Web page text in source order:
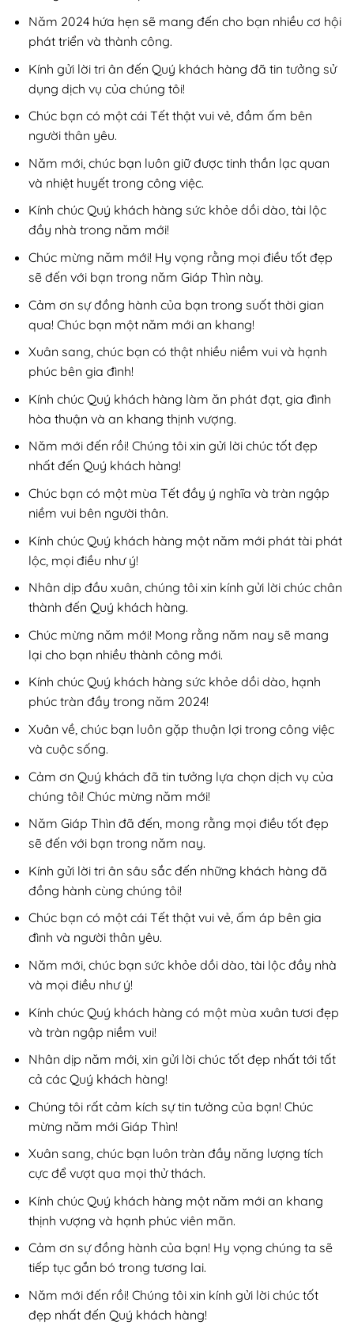
Năm 2024 hứa hẹn sẽ mang đến cho bạn nhiều cơ hội
phát triển và thành công.
Kính gửi lời tri ân đến Quý khách hàng đã tin tưởng sử
dụng dịch vụ của chúng tôi!
Chúc bạn có một cái Tết thật vui vẻ, đầm ấm bên
người thân yêu.
Năm mới, chúc bạn luôn giữ được tinh thần lạc quan
và nhiệt huyết trong công việc.
Kính chúc Quý khách hàng sức khỏe dồi dào, tài lộc
đầy nhà trong năm mới!
Chúc mừng năm mới! Hy vọng rằng mọi điều tốt đẹp
sẽ đến với bạn trong năm Giáp Thìn này.
Cảm ơn sự đồng hành của bạn trong suốt thời gian
qua! Chúc bạn một năm mới an khang!
Xuân sang, chúc bạn có thật nhiều niềm vui và hạnh
phúc bên gia đình!
Kính chúc Quý khách hàng làm ăn phát đạt, gia đình
hòa thuận và an khang thịnh vượng.
Năm mới đến rồi! Chúng tôi xin gửi lời chúc tốt đẹp
nhất đến Quý khách hàng!
Chúc bạn có một mùa Tết đầy ý nghĩa và tràn ngập
niềm vui bên người thân.
Kính chúc Quý khách hàng một năm mới phát tài phát
lộc, mọi điều như ý!
Nhân dịp đầu xuân, chúng tôi xin kính gửi lời chúc chân
thành đến Quý khách hàng.
Chúc mừng năm mới! Mong rằng năm nay sẽ mang
lại cho bạn nhiều thành công mới.
Kính chúc Quý khách hàng sức khỏe dồi dào, hạnh
phúc tràn đầy trong năm 2024!
Xuân về, chúc bạn luôn gặp thuận lợi trong công việc
và cuộc sống.
Cảm ơn Quý khách đã tin tưởng lựa chọn dịch vụ của
chúng tôi! Chúc mừng năm mới!
Năm Giáp Thìn đã đến, mong rằng mọi điều tốt đẹp
sẽ đến với bạn trong năm nay.
Kính gửi lời tri ân sâu sắc đến những khách hàng đã
đồng hành cùng chúng tôi!
Chúc bạn có một cái Tết thật vui vẻ, ấm áp bên gia
đình và người thân yêu.
Năm mới, chúc bạn sức khỏe dồi dào, tài lộc đầy nhà
và mọi điều như ý!
Kính chúc Quý khách hàng có một mùa xuân tươi đẹp
và tràn ngập niềm vui!
Nhân dịp năm mới, xin gửi lời chúc tốt đẹp nhất tới tất
cả các Quý khách hàng!
Chúng tôi rất cảm kích sự tin tưởng của bạn! Chúc
mừng năm mới Giáp Thìn!
Xuân sang, chúc bạn luôn tràn đầy năng lượng tích
cực để vượt qua mọi thử thách.
Kính chúc Quý khách hàng một năm mới an khang
thịnh vượng và hạnh phúc viên mãn.
Cảm ơn sự đồng hành của bạn! Hy vọng chúng ta sẽ
tiếp tục gắn bó trong tương lai.
Năm mới đến rồi! Chúng tôi xin kính gửi lời chúc tốt
đẹp nhất đến Quý khách hàng!